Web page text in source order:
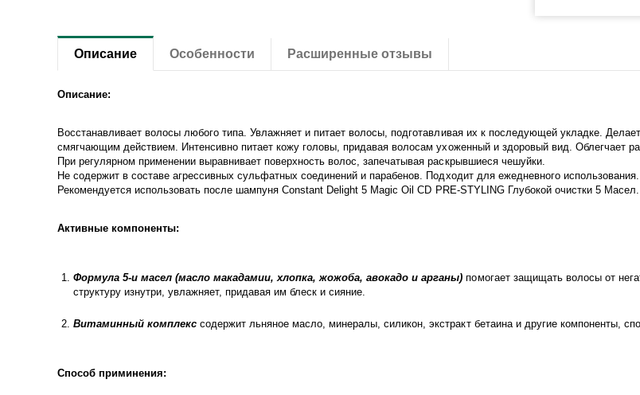
Описание Особенности Расширенные отзывы
Описание:
Восстанавливает волосы любого типа. Увлажняет и питает волосы, подготавливая их к последующей укладке.
смягчающим действием. Интенсивно питает кожу головы, придавая волосам ухоженный и здоровый вид. Облегчает
При регулярном применении выравнивает поверхность волос, запечатывая раскрывшиеся чешуйки.
Не содержит в составе агрессивных сульфатных соединений и парабенов. Подходит для ежедневного использования.
Рекомендуется использовать после шампуня Constant Delight 5 Magic Oil CD PRE-STYLING Глубокой очистки 5 Масел.
Активные компоненты:
Формула 5-и масел (масло макадамии, хлопка, жожоба, авокадо и арганы) помогает защищать волосы от
структуру изнутри, увлажняет, придавая им блеск и сияние.
Витаминный комплекс содержит льняное масло, минералы, силикон, экстракт бетаина и другие компоненты,
Способ приминения: